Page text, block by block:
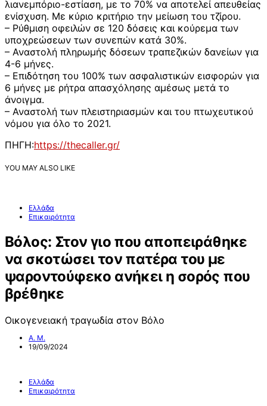
λιανεμπόριο-εστίαση, με το 70% να αποτελεί απευθείας
ενίσχυση. Με κύριο κριτήριο την μείωση του τζίρου.
– Ρύθμιση οφειλών σε 120 δόσεις και κούρεμα των
υποχρεώσεων των συνεπών κατά 30%.
– Αναστολή πληρωμής δόσεων τραπεζικών δανείων για
4-6 μήνες.
– Επιδότηση του 100% των ασφαλιστικών εισφορών για
6 μήνες με ρήτρα απασχόλησης αμέσως μετά το
άνοιγμα.
– Αναστολή των πλειστηριασμών και του πτωχευτικού
νόμου για όλο το 2021.
ΠΗΓΗ:https://thecaller.gr/
YOU MAY ALSO LIKE
Ελλάδα
Επικαιρότητα
Bόλος: Στον γιο που αποπειράθηκε
να σκοτώσει τον πατέρα του με
ψαροντούφεκο ανήκει η σορός που
βρέθηκε
Οικογενειακή τραγωδία στον Βόλο
Α. Μ.
19/09/2024
Ελλάδα
Επικαιρότητα